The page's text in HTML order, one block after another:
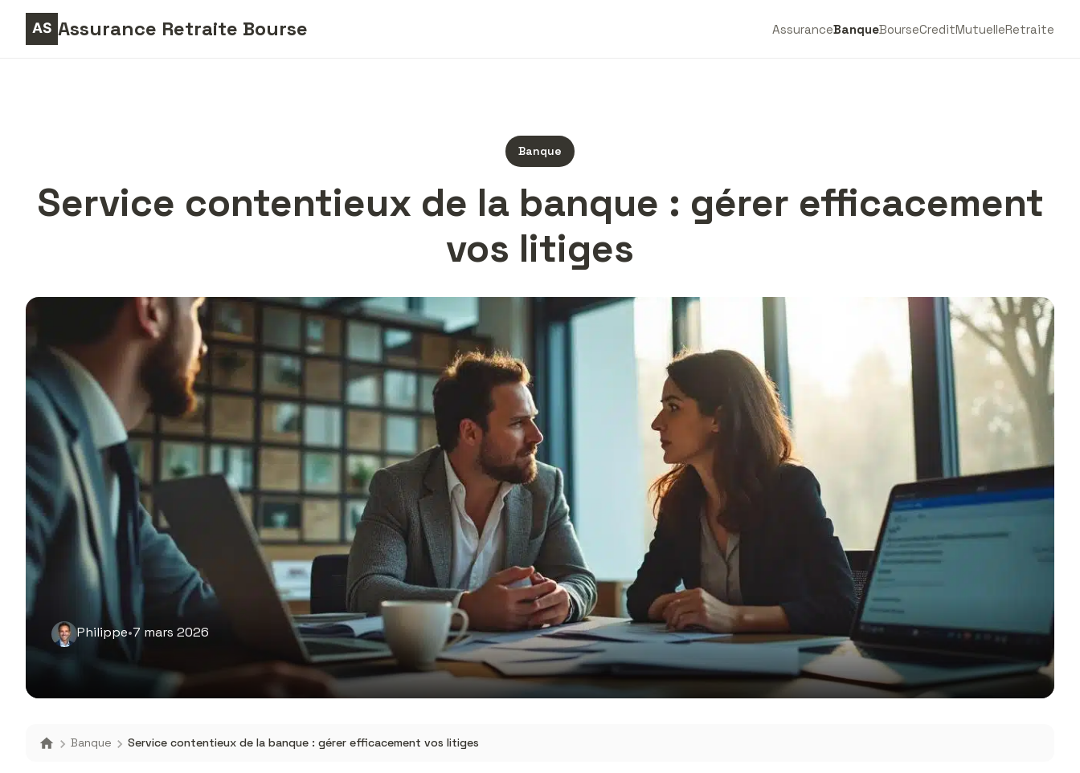
Assurance Retraite Bourse AssuranceBanqueBourseCreditMutuelleRetraite
Banque
Service contentieux de la banque : gérer efficacement
vos litiges
Philippe•7 mars 2026
Banque Service contentieux de la banque : gérer efficacement vos litiges